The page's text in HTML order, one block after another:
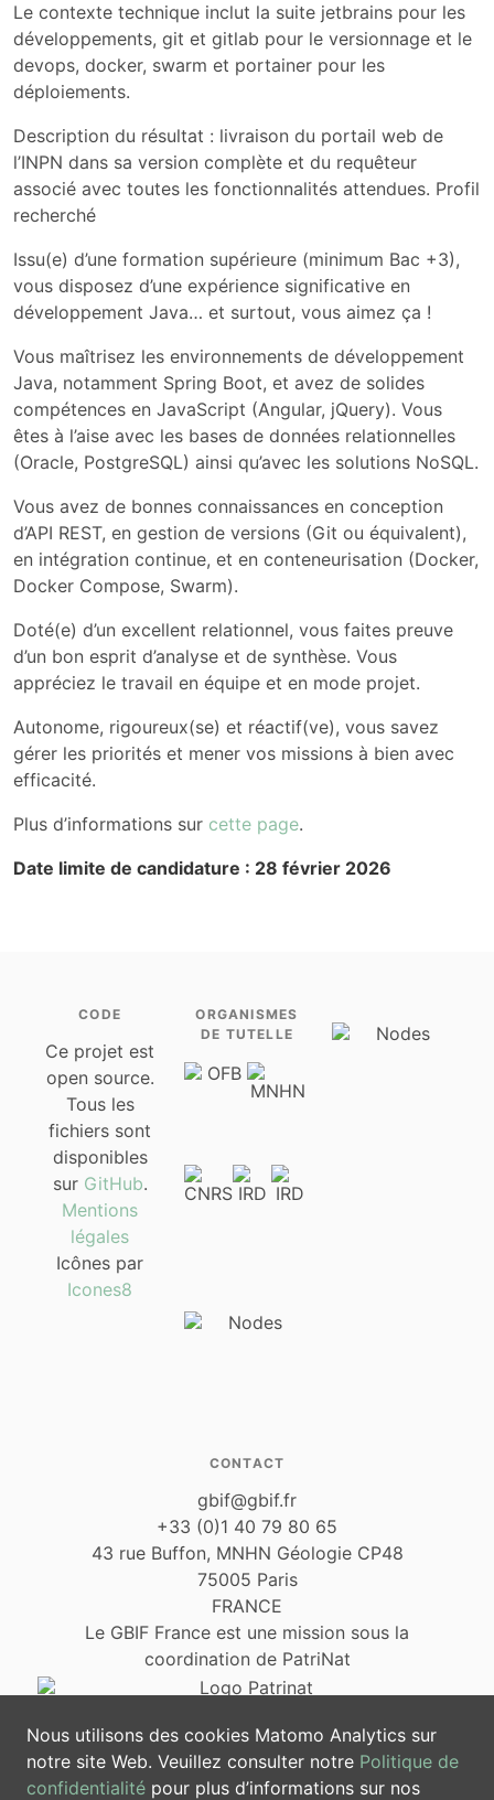
Le contexte technique inclut la suite jetbrains pour les
développements, git et gitlab pour le versionnage et le
devops, docker, swarm et portainer pour les
déploiements.
Description du résultat : livraison du portail web de
l’INPN dans sa version complète et du requêteur
associé avec toutes les fonctionnalités attendues. Profil
recherché
Issu(e) d’une formation supérieure (minimum Bac +3),
vous disposez d’une expérience significative en
développement Java… et surtout, vous aimez ça !
Vous maîtrisez les environnements de développement
Java, notamment Spring Boot, et avez de solides
compétences en JavaScript (Angular, jQuery). Vous
êtes à l’aise avec les bases de données relationnelles
(Oracle, PostgreSQL) ainsi qu’avec les solutions NoSQL.
Vous avez de bonnes connaissances en conception
d’API REST, en gestion de versions (Git ou équivalent),
en intégration continue, et en conteneurisation (Docker,
Docker Compose, Swarm).
Doté(e) d’un excellent relationnel, vous faites preuve
d’un bon esprit d’analyse et de synthèse. Vous
appréciez le travail en équipe et en mode projet.
Autonome, rigoureux(se) et réactif(ve), vous savez
gérer les priorités et mener vos missions à bien avec
efficacité.
Plus d’informations sur cette page.
Date limite de candidature : 28 février 2026
Nous utilisons des cookies Matomo Analytics sur
notre site Web. Veuillez consulter notre Politique de
confidentialité pour plus d’informations sur nos
CODE
Ce projet est
open source.
Tous les
fichiers sont
disponibles
sur GitHub.
Mentions
légales
Icônes par
Icones8
ORGANISMES
DE TUTELLE
CONTACT
gbif@gbif.fr
+33 (0)1 40 79 80 65
43 rue Buffon, MNHN Géologie CP48
75005 Paris
FRANCE
Le GBIF France est une mission sous la
coordination de PatriNat